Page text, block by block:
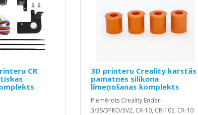
CR
3D printeru Creality karstās
pamatnes silikona
līmeņošanas komplekts
Piemērots Creality Ender-
3/3S/3PRO/3V2, CR-10, CR-10S, CR-10